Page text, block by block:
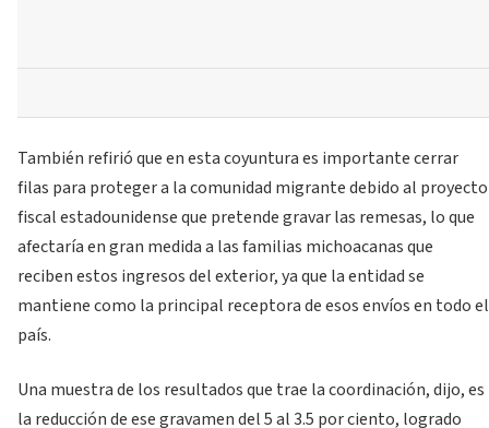
También refirió que en esta coyuntura es importante cerrar
filas para proteger a la comunidad migrante debido al proyecto
fiscal estadounidense que pretende gravar las remesas, lo que
afectaría en gran medida a las familias michoacanas que
reciben estos ingresos del exterior, ya que la entidad se
mantiene como la principal receptora de esos envíos en todo el
país.
Una muestra de los resultados que trae la coordinación, dijo, es
la reducción de ese gravamen del 5 al 3.5 por ciento, logrado